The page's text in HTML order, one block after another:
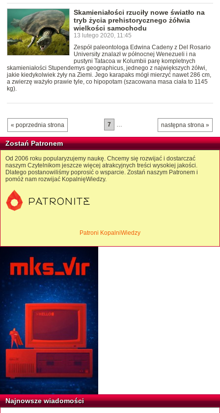
Skamieniałości rzuciły nowe światło na
tryb życia prehistorycznego żółwia
wielkości samochodu
13 lutego 2020, 11:45
Zespół paleontologa Edwina Cadeny z Del Rosario
University znalazł w północnej Wenezueli i na
pustyni Tatacoa w Kolumbii parę kompletnych
skamieniałości Stupendemys geographicus, jednego z największych żółwi,
jakie kiedykolwiek żyły na Ziemi. Jego karapaks mógł mierzyć nawet 286 cm,
a zwierzę ważyło prawie tyle, co hipopotam (szacowana masa ciała to 1145
kg).
« poprzednia strona następna strona »
7 …
Zostań Patronem
Od 2006 roku popularyzujemy naukę. Chcemy się rozwijać i dostarczać
naszym Czytelnikom jeszcze więcej atrakcyjnych treści wysokiej jakości.
Dlatego postanowiliśmy poprosić o wsparcie. Zostań naszym Patronem i
pomóż nam rozwijać KopalnięWiedzy.
Patroni KopalniWiedzy
Najnowsze wiadomości